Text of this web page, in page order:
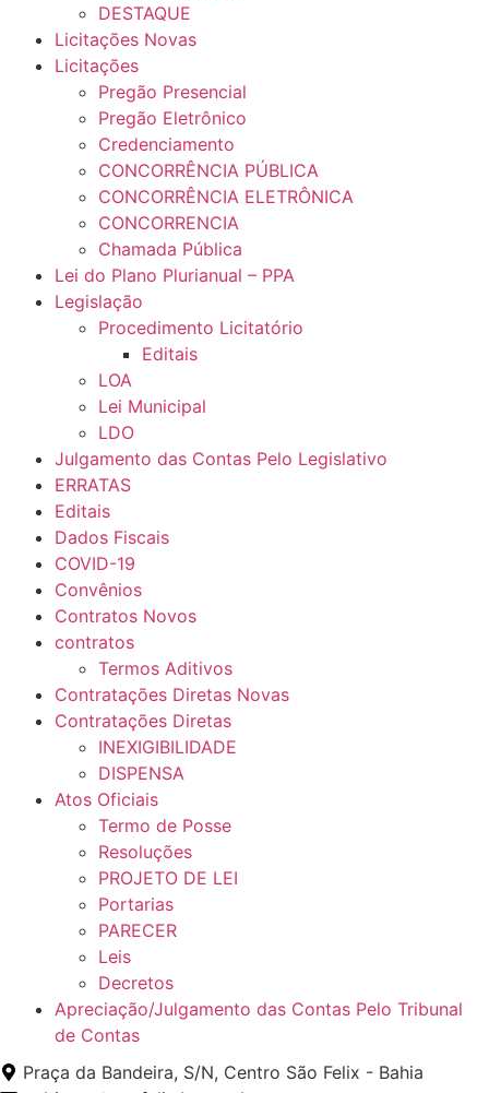
DESTAQUE
Licitações Novas
Licitações
Pregão Presencial
Pregão Eletrônico
Credenciamento
CONCORRÊNCIA PÚBLICA
CONCORRÊNCIA ELETRÔNICA
CONCORRENCIA
Chamada Pública
Lei do Plano Plurianual – PPA
Legislação
Procedimento Licitatório
Editais
LOA
Lei Municipal
LDO
Julgamento das Contas Pelo Legislativo
ERRATAS
Editais
Dados Fiscais
COVID-19
Convênios
Contratos Novos
contratos
Termos Aditivos
Contratações Diretas Novas
Contratações Diretas
INEXIGIBILIDADE
DISPENSA
Atos Oficiais
Termo de Posse
Resoluções
PROJETO DE LEI
Portarias
PARECER
Leis
Decretos
Apreciação/Julgamento das Contas Pelo Tribunal
de Contas
Praça da Bandeira, S/N, Centro São Felix - Bahia